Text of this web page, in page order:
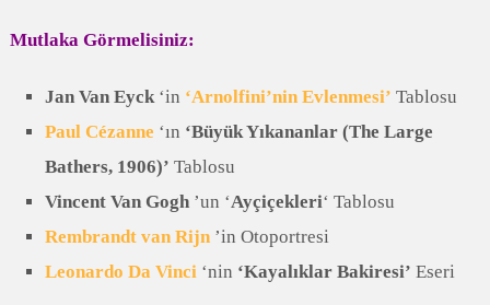
Mutlaka Görmelisiniz:
Jan Van Eyck ‘in ‘Arnolfini’nin Evlenmesi’ Tablosu
Paul Cézanne ‘ın ‘Büyük Yıkananlar (The Large
Bathers, 1906)’ Tablosu
Vincent Van Gogh ’un ‘Ayçiçekleri‘ Tablosu
Rembrandt van Rijn ’in Otoportresi
Leonardo Da Vinci ‘nin ‘Kayalıklar Bakiresi’ Eseri